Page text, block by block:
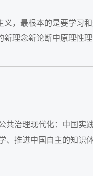
，最根本的是要学习
理念新论断中原理性
治理现代化：中国实
推进中国自主的知识